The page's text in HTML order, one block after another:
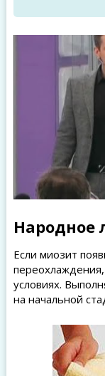
Народное
Если миозит
условиях.
на начальной